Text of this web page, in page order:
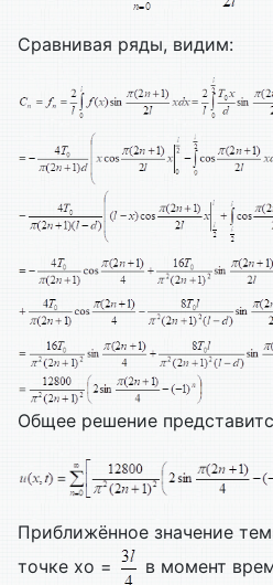
Сравнивая ряды, видим:
Общее решение
Приближённое значение
точке xo =
в момент